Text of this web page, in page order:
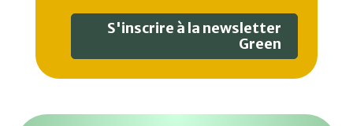
S'inscrire à la newsletter
Green